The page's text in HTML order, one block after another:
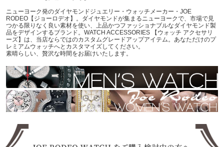
ニューヨーク発のダイヤモンドジュエリー・ウォッチメーカー・JOE
RODEO【ジョーロデオ】。ダイヤモンドが集まるニューヨークで、市場で見
つかる限りなく良い素材を使い、上品かつファッショナブルなダイヤモンド製
品をデザインするブランド。WATCH ACCESSORIES 【ウォッチ アクセサリ
ーズ】は、当店ならではのカスタムグレードアップアイテム。あなただけのプ
レミアムウォッチへとカスタマイズしてください。
素晴らしい、贅沢な時間をお届けいたします。